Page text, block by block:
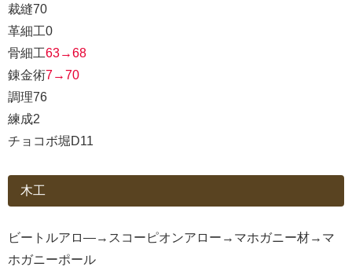
裁縫70
革細工0
骨細工63→68
錬金術7→70
調理76
練成2
チョコボ堀D11
木工
ビートルアロ―→スコーピオンアロー→マホガニー材→マ
ホガニーポール